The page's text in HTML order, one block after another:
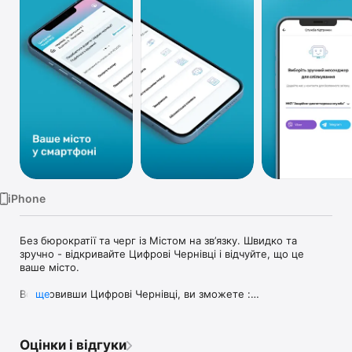
iPhone
Без бюрократії та черг із Містом на зв’язку. Швидко та
зручно - відкривайте Цифрові Чернівці і відчуйте, що це
ваше місто.
Встановивши Цифрові Чернівці, ви зможете :
- Додати необхідні адреси для перегляду балансу по
ще
Оцінки і відгуки